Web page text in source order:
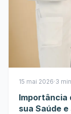
15 mai 2026·3
Importância
sua Saúde e